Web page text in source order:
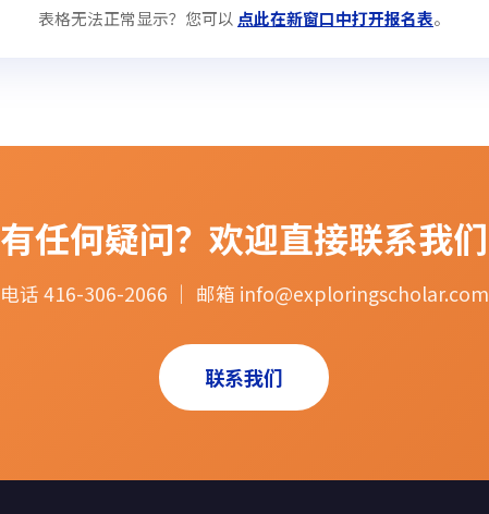
表格无法正常显示？您可以 点此在新窗口中打开报名表。
有任何疑问？欢迎直接联系我们
电话 416-306-2066 ｜ 邮箱 info@exploringscholar.com
联系我们